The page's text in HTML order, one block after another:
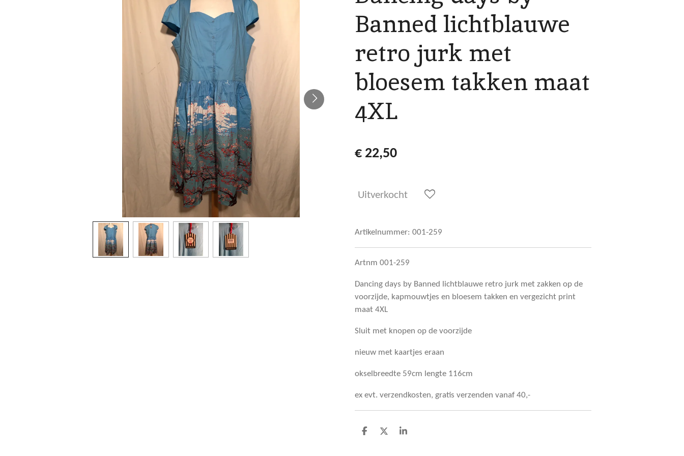
Banned lichtblauwe
retro jurk met
bloesem takken maat
4XL
€ 22,50
Uitverkocht
Artikelnummer: 001-259
Artnm 001-259
Dancing days by Banned lichtblauwe retro jurk met zakken op de
voorzijde, kapmouwtjes en bloesem takken en vergezicht print
maat 4XL
Sluit met knopen op de voorzijde
nieuw met kaartjes eraan
okselbreedte 59cm lengte 116cm
ex evt. verzendkosten, gratis verzenden vanaf 40,-
D
D
S